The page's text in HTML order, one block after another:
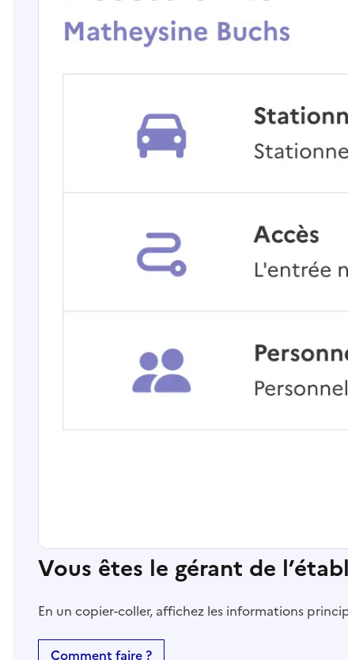
Vous êtes le gérant de
En un copier-coller, affichez les informations
Comment faire ?